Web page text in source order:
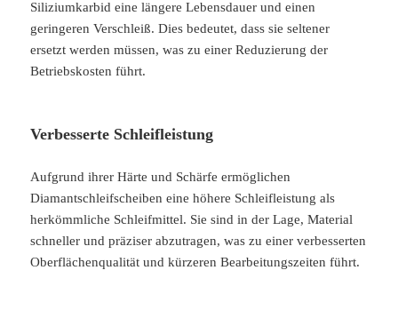
Siliziumkarbid eine längere Lebensdauer und einen
geringeren Verschleiß. Dies bedeutet, dass sie seltener
ersetzt werden müssen, was zu einer Reduzierung der
Betriebskosten führt.
Verbesserte Schleifleistung
Aufgrund ihrer Härte und Schärfe ermöglichen
Diamantschleifscheiben eine höhere Schleifleistung als
herkömmliche Schleifmittel. Sie sind in der Lage, Material
schneller und präziser abzutragen, was zu einer verbesserten
Oberflächenqualität und kürzeren Bearbeitungszeiten führt.